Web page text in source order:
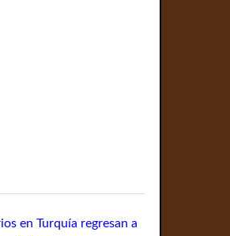
en Turquía regresan a